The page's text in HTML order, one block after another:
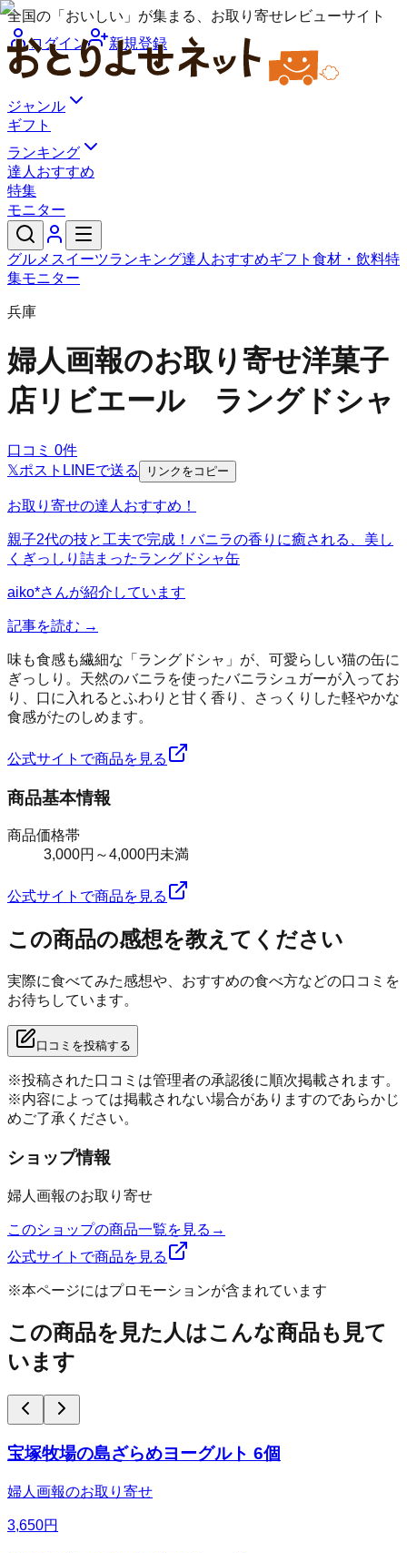
全国の「おいしい」が集まる、お取り寄せレビューサイト
ログイン
新規登録
ジャンル
ギフト
ランキング
達人おすすめ
特集
モニター
グルメ スイーツランキング達人おすすめギフト 食材・飲料特
集モニター
兵庫
婦人画報のお取り寄せ洋菓子
店リビエール ラングドシャ
口コミ 0件
𝕏ポスト LINEで送る リンクをコピー
お取り寄せの達人おすすめ！
親子2代の技と工夫で完成！バニラの香りに癒される、美し
くぎっしり詰まったラングドシャ缶
aiko*さんが紹介しています
記事を読む →
味も食感も繊細な「ラングドシャ」が、可愛らしい猫の缶に
ぎっしり。天然のバニラを使ったバニラシュガーが入ってお
り、口に入れるとふわりと甘く香り、さっくりした軽やかな
食感がたのしめます。
公式サイトで商品を見る
商品基本情報
商品価格帯
3,000円～4,000円未満
公式サイトで商品を見る
この商品の感想を教えてください
実際に食べてみた感想や、おすすめの食べ方などの口コミを
お待ちしています。
口コミを投稿する
※投稿された口コミは管理者の承認後に順次掲載されます。
※内容によっては掲載されない場合がありますのであらかじ
めご了承ください。
ショップ情報
婦人画報のお取り寄せ
このショップの商品一覧を見る →
公式サイトで商品を見る
※本ページにはプロモーションが含まれています
この商品を見た人はこんな商品も見て
います
宝塚牧場の島ざらめヨーグルト 6個
婦人画報のお取り寄せ
3,650円